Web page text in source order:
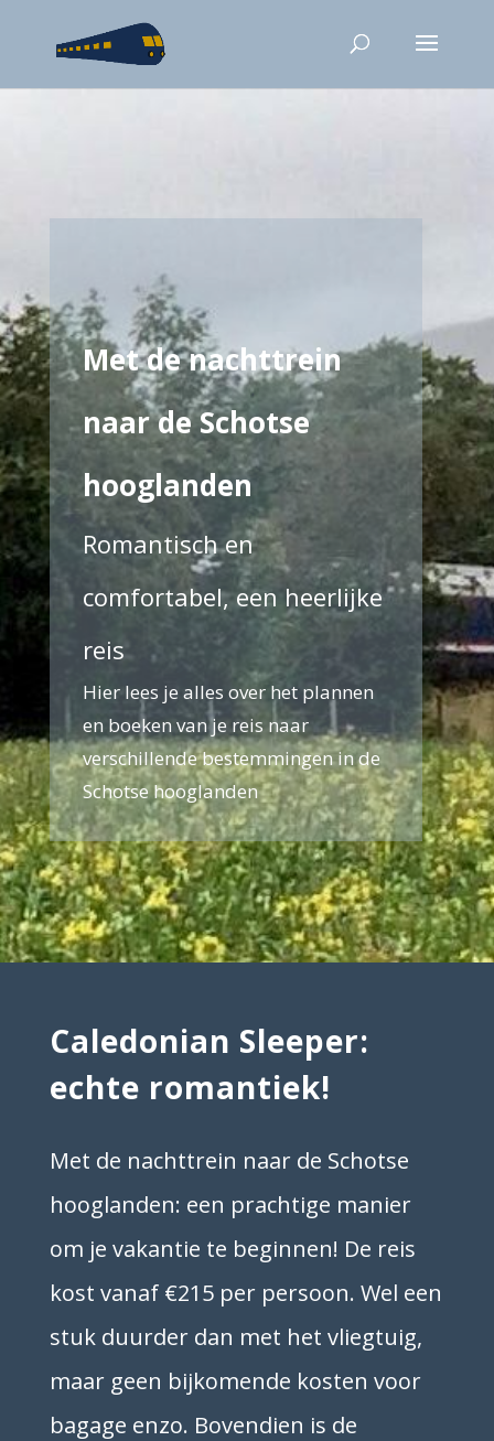
Met de nachttrein
naar de Schotse
hooglanden
Romantisch en
comfortabel, een heerlijke
reis
Hier lees je alles over het plannen
en boeken van je reis naar
verschillende bestemmingen in de
Schotse hooglanden
Caledonian Sleeper:
echte romantiek!
Met de nachttrein naar de Schotse
hooglanden: een prachtige manier
om je vakantie te beginnen! De reis
kost vanaf €215 per persoon. Wel een
stuk duurder dan met het vliegtuig,
maar geen bijkomende kosten voor
bagage enzo. Bovendien is de